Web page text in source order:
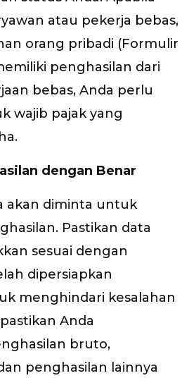
atau pekerja bebas,
orang pribadi (Formulir
penghasilan dari
bebas, Anda perlu
wajib pajak yang
dengan Benar
akan diminta untuk
Pastikan data
sesuai dengan
dipersiapkan
menghindari kesalahan
Anda
bruto,
penghasilan lainnya